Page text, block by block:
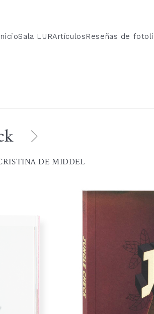
Sala LURArtículosReseñas de
DE MIDDEL